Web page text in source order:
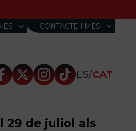
ㅤCONTACTE I MÉS
ES/CAT
29 de juliol als